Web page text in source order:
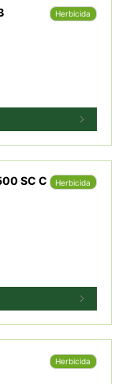
Herbicida
SC C
Herbicida
Herbicida